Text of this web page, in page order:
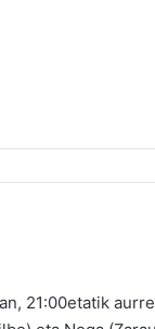
21:00etatik